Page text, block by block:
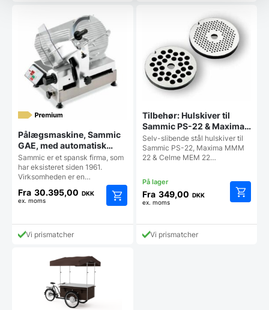
kan
vælges
på
varesiden
kan
vælges
på
Pålægsmaskine, Sammic
GAE, med automatisk
tæller
Sammic er et spansk firma, som
har eksisteret siden 1961.
Virksomheden er en…
Fra 30.395,00 DKK
ex. moms
vare
Vi prismatcher
Tilbehør: Hulskiver til
Sammic PS-22 & Maxima
MMM 22 kødhakkere –
Flere hulsstørrelser
Selv-slibende stål hulskiver til
Sammic PS-22, Maxima MMM
22 & Celme MEM 22…
Fra 349,00 DKK
ex. moms
Vi prismatcher